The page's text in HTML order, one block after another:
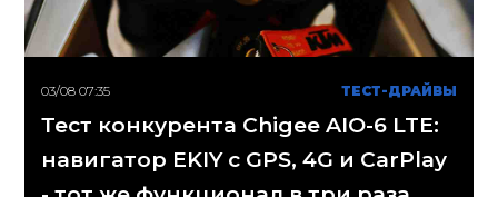
03/08 07:35 ТЕСТ-ДРАЙВЫ
Тест конкурента Chigee AIO-6 LTE:
навигатор EKIY с GPS, 4G и CarPlay